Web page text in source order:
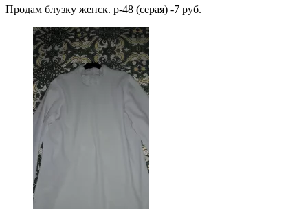
Продам блузку женск. р-48 (серая) -7 руб.